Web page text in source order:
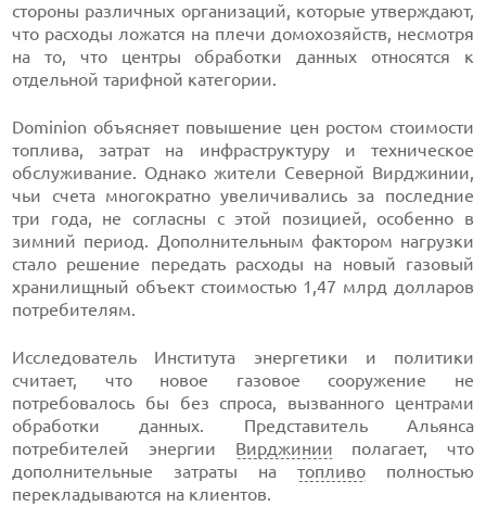
стороны различных организаций, которые утверждают,
что расходы ложатся на плечи домохозяйств, несмотря
на то, что центры обработки данных относятся к
отдельной тарифной категории.
Dominion объясняет повышение цен ростом стоимости
топлива, затрат на инфраструктуру и техническое
обслуживание. Однако жители Северной Вирджинии,
чьи счета многократно увеличивались за последние
три года, не согласны с этой позицией, особенно в
зимний период. Дополнительным фактором нагрузки
стало решение передать расходы на новый газовый
хранилищный объект стоимостью 1,47 млрд долларов
потребителям.
Исследователь Института энергетики и политики
считает, что новое газовое сооружение не
потребовалось бы без спроса, вызванного центрами
обработки данных. Представитель Альянса
потребителей энергии Вирджинии полагает, что
дополнительные затраты на топливополностью
перекладываются на клиентов.